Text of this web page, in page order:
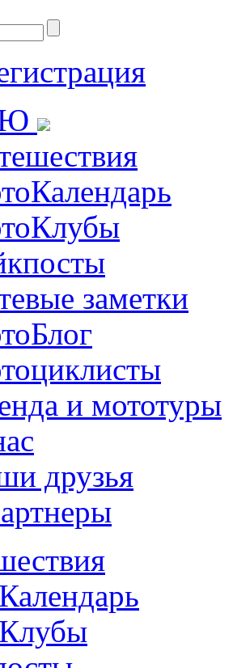
заметки
и мототуры
друзья